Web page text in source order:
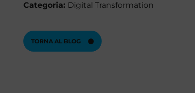
Categoria: Digital Transformation
TORNA AL BLOG